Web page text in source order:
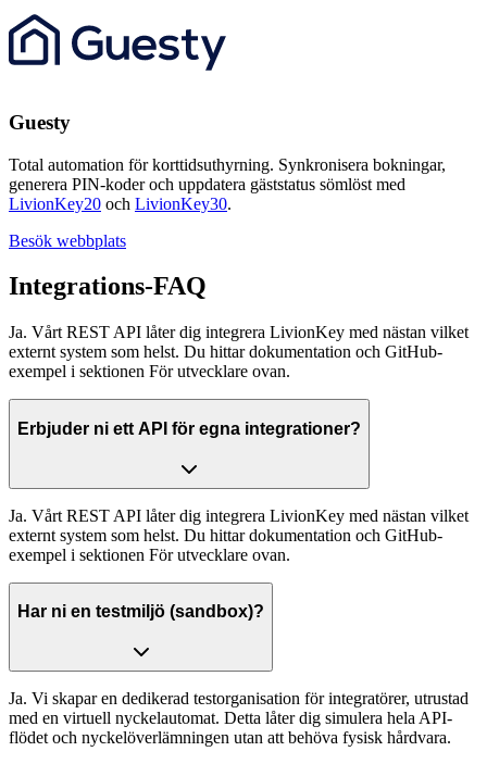
Guesty
Total automation för korttidsuthyrning. Synkronisera bokningar,
generera PIN-koder och uppdatera gäststatus sömlöst med
LivionKey20 och LivionKey30.
Besök webbplats
Integrations-FAQ
Ja. Vårt REST API låter dig integrera LivionKey med nästan vilket
externt system som helst. Du hittar dokumentation och GitHub-
exempel i sektionen För utvecklare ovan.
Erbjuder ni ett API för egna integrationer?
Ja. Vårt REST API låter dig integrera LivionKey med nästan vilket
externt system som helst. Du hittar dokumentation och GitHub-
exempel i sektionen För utvecklare ovan.
Har ni en testmiljö (sandbox)?
Ja. Vi skapar en dedikerad testorganisation för integratörer, utrustad
med en virtuell nyckelautomat. Detta låter dig simulera hela API-
flödet och nyckelöverlämningen utan att behöva fysisk hårdvara.